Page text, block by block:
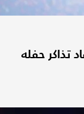
تذاكر حفله